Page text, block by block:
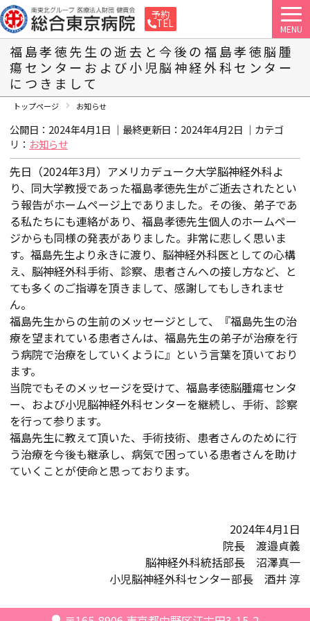
予約
TEL MENU
福島孝徳先生の逝去と今後の福島孝徳脳腫
瘍センターおよび小児脳神経外科センター
につきまして
トップページ お知らせ
公開日：2024年4月1日 ｜最終更新日： 2024年4月2日 ｜カテゴ
リ： お知らせ
先日（2024年3月）アメリカデューク大学脳神経外科よ
り、同大学教授であった福島孝徳先生がご逝去されたとい
う報告がホームページ上でありました。その後、弟子であ
る私たちにも連絡があり、福島孝徳先生個人のホームペー
ジからも同様の発表がありました。非常に悲しく思いま
す。福島先生より永きに渡り、脳神経外科医としての心構
え、脳神経外科手術、診察、患者さんへの接し方など、と
ても多くのご指導を頂きまして、感謝してもしきれませ
ん。
福島先生からの生前のメッセージとして、『福島先生の治
療を望まれている患者さんは、福島先生の弟子が治療を行
う病院で治療をしていくように』という言葉を頂いており
ます。
当院でもそのメッセージを受けて、福島孝徳脳腫瘍センタ
ー、および小児脳神経外科センターを継続し、手術、診察
を行って参ります。
福島先生に教えて頂いた、手術技術、患者さんのために行
う治療を今後も継承し、病気で困っている患者さんを助け
ていくことが使命と思っております。
2024年4月1日
院長 渡邉貞義
脳神経外科統括部長 沼澤真一
小児脳神経外科センター部長 酒井 淳